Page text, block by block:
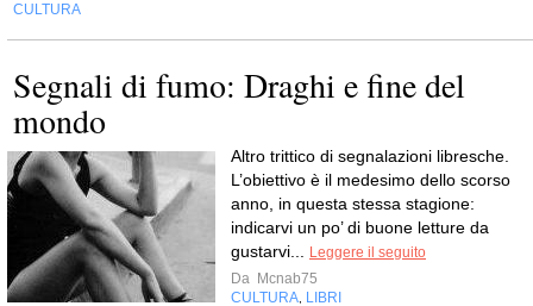
CULTURA
Segnali di fumo: Draghi e fine del
mondo
Altro trittico di segnalazioni libresche.
L’obiettivo è il medesimo dello scorso
anno, in questa stessa stagione:
indicarvi un po’ di buone letture da
gustarvi...
Leggere il seguito
Da Mcnab75
CULTURA LIBRI